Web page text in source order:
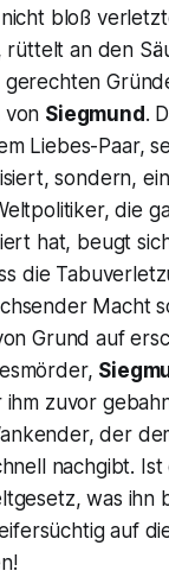
bloß
rüttelt an den
gerechten
von Siegmund.
Liebes-Paar,
sondern, ein
die
hat, beugt
die
Macht
Grund auf
zuvor
der
nachgibt.
was ihn
auf